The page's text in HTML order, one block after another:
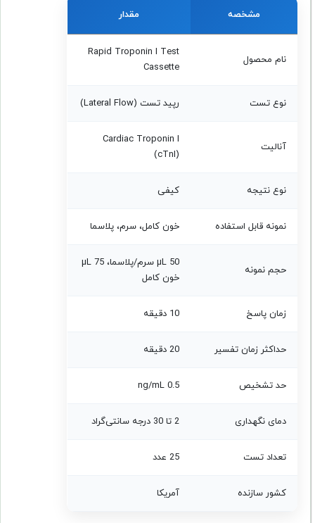
مشخصه مقدار
نام محصول
Rapid Troponin I Test
Cassette
نوع تست رپید تست (Lateral Flow)
آنالیت
Cardiac Troponin I
(cTnI)
نوع نتیجه کیفی
نمونه قابل استفاده خون کامل، سرم، پلاسما
حجم نمونه
50 µL سرم/پلاسما، 75 µL
خون کامل
زمان پاسخ 10 دقیقه
حداکثر زمان تفسیر 20 دقیقه
حد تشخیص 0.5 ng/mL
دمای نگهداری 2 تا 30 درجه سانتی‌گراد
تعداد تست 25 عدد
کشور سازنده آمریکا